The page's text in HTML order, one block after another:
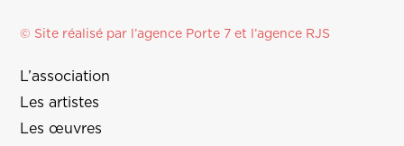
© Site réalisé par l’agence Porte 7 et l’agence RJS
L’association
Les artistes
Les œuvres